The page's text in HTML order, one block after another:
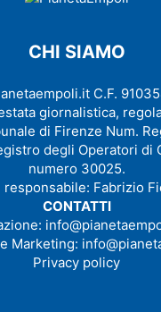
CHI SIAMO
C.F.
giornalistica,
di Firenze Num.
degli Operatori di
numero 30025.
Fabrizio
CONTATTI
Marketing:
Privacy policy